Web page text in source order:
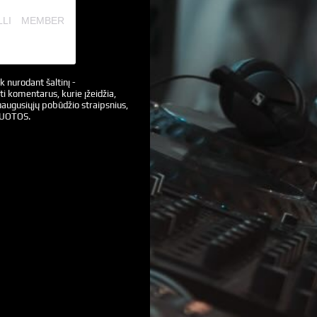
MEMBER
nurodant šaltinį -
komentarus, kurie įžeidžia,
pobūdžio straipsnius,